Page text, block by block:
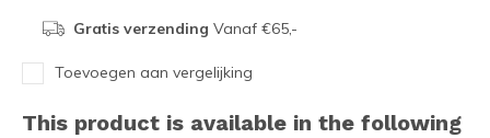
Gratis verzending Vanaf €65,-
Toevoegen aan vergelijking
This product is available in the following